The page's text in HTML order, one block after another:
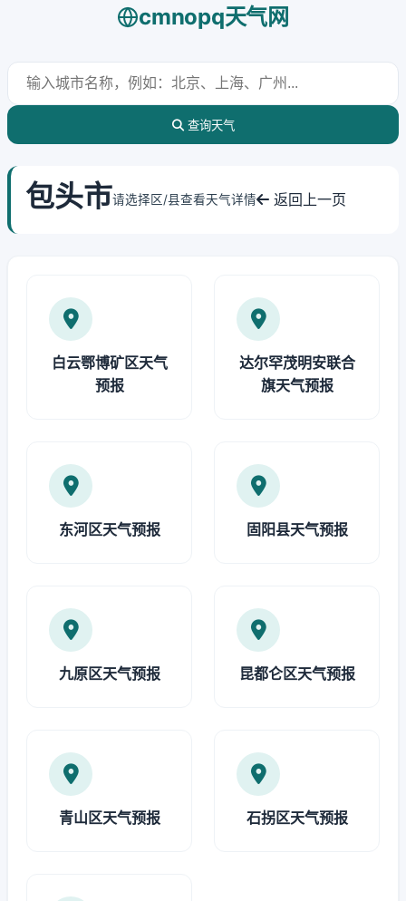
cmnopq天气网
查询天气
包头市请选择区/县查看天气详情 返回上一页
白云鄂博矿区天气
预报
达尔罕茂明安联合
旗天气预报
东河区天气预报 固阳县天气预报
九原区天气预报 昆都仑区天气预报
青山区天气预报 石拐区天气预报